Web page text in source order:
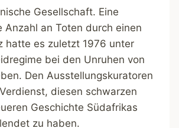
Gesellschaft. Eine
Anzahl an Toten durch einen
hatte es zuletzt 1976 unter
bei den Unruhen von
Den Ausstellungskuratoren
diesen schwarzen
Geschichte Südafrikas
zu haben.